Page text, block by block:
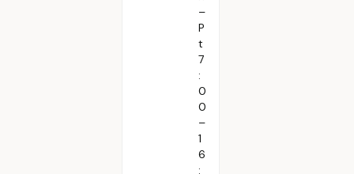
–
P
t
7
:
0
0
–
1
6
: